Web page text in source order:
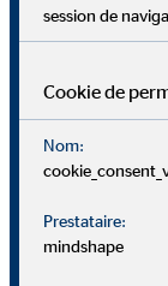
Travaille
session de
Cookie de
Nom:
Prestataire:
mindshape